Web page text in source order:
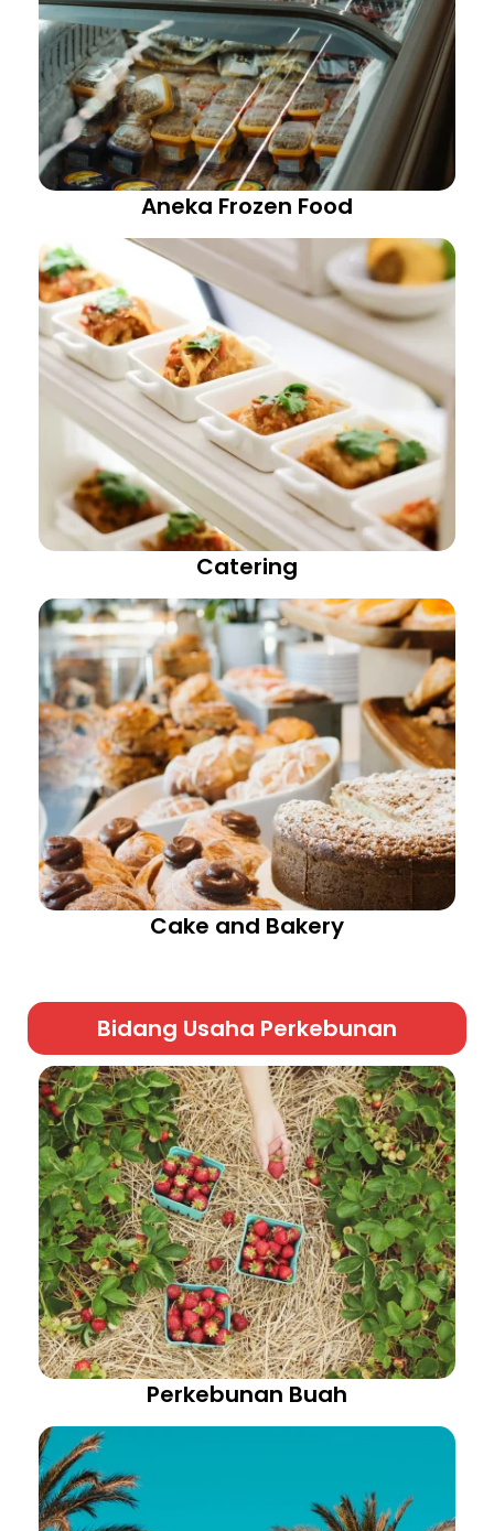
Aneka Frozen Food
Catering
Cake and Bakery
Bidang Usaha Perkebunan
Perkebunan Buah